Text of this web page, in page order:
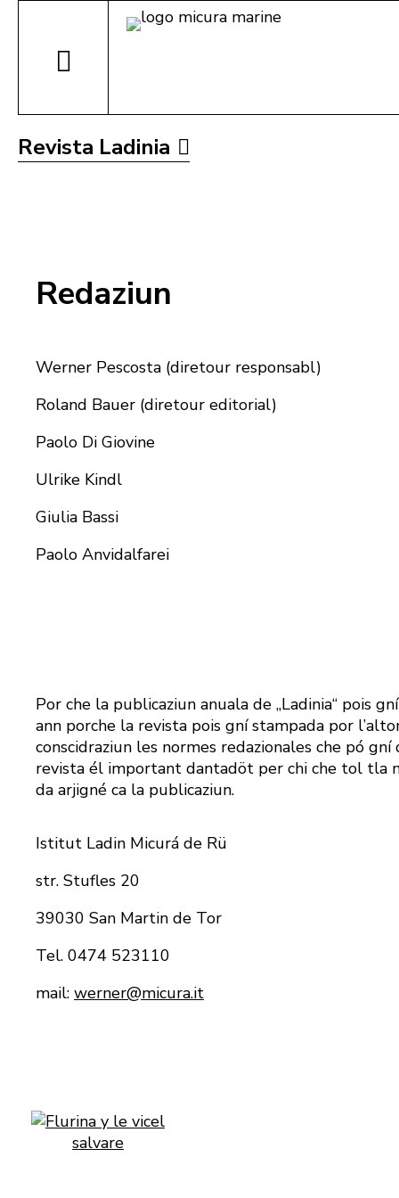
Revista Ladinia
Redaziun
Werner Pescosta (diretour responsabl)
Roland Bauer (diretour editorial)
Paolo Di Giovine
Ulrike Kindl
Giulia Bassi
Paolo Anvidalfarei
Por che la publicaziun anuala de „Ladinia“ pois
ann porche la revista pois gní stampada por l’al
conscidraziun les normes redazionales che pó
revista él important dantadöt per chi che tol tla
da arjigné ca la publicaziun.
Istitut Ladin Micurá de Rü
str. Stufles 20
39030 San Martin de Tor
Tel. 0474 523110
mail: werner@micura.it